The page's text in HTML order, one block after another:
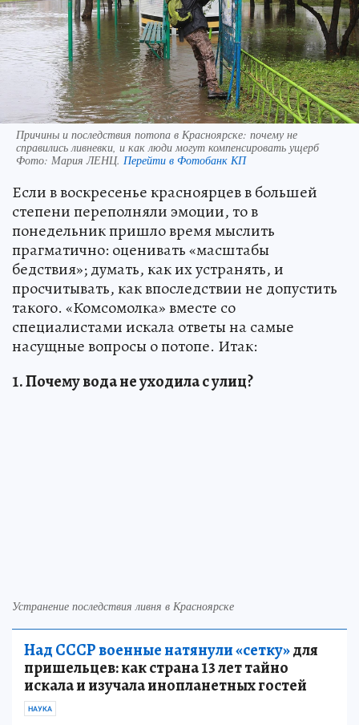
Причины и последствия потопа в Красноярске: почему не
справились ливневки, и как люди могут компенсировать ущерб
Фото: Мария ЛЕНЦ. Перейти в Фотобанк КП
Если в воскресенье красноярцев в большей
степени переполняли эмоции, то в
понедельник пришло время мыслить
прагматично: оценивать «масштабы
бедствия»; думать, как их устранять, и
просчитывать, как впоследствии не допустить
такого. «Комсомолка» вместе со
специалистами искала ответы на самые
насущные вопросы о потопе. Итак:
1. Почему вода не уходила с улиц?
Устранение последствия ливня в Красноярске
Над СССР военные натянули «сетку»для
пришельцев: как страна 13 лет тайно
искала и изучала инопланетных гостей
НАУКА